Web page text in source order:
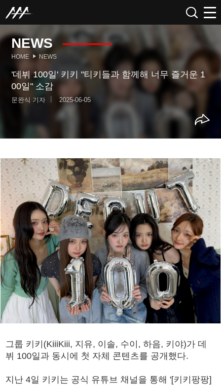
NEWS
HOME NEWS
'데뷔 100일' 키키 "티키들과 함께해 너무 즐거운 1
00일" 소감
문완식 기자 2025-06-05
그룹 키키(KiiiKiii, 지유, 이솔, 수이, 하음, 키야)가 데
뷔 100일과 동시에 첫 자체 콘텐츠를 공개했다.
지난 4일 키키는 공식 유튜브 채널을 통해 '[키키팡팡]